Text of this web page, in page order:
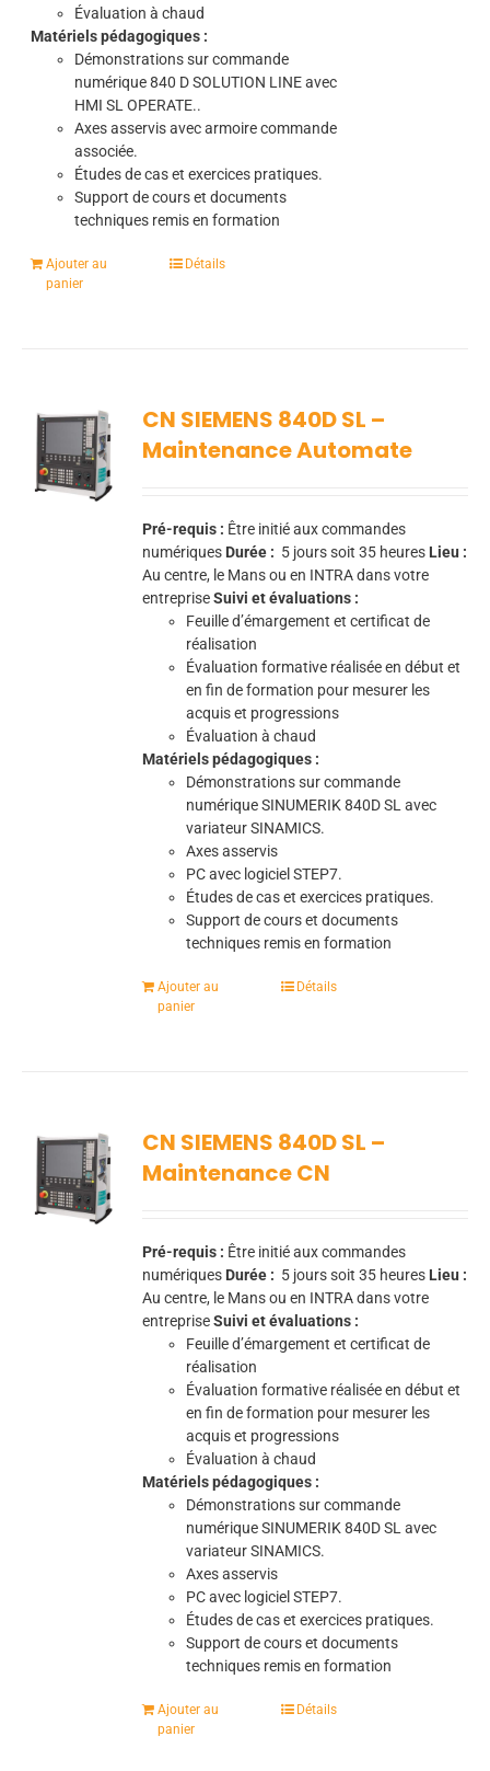
Évaluation à chaud
Matériels pédagogiques :
Démonstrations sur commande
numérique 840 D SOLUTION LINE avec
HMI SL OPERATE..
Axes asservis avec armoire commande
associée.
Études de cas et exercices pratiques.
Support de cours et documents
techniques remis en formation
Ajouter au
panier
Détails
CN SIEMENS 840D SL –
Maintenance Automate
Pré-requis : Être initié aux commandes
numériques Durée : 5 jours soit 35 heures Lieu :
Au centre, le Mans ou en INTRA dans votre
entrepriseSuivi et évaluations :
Feuille d’émargement et certificat de
réalisation
Évaluation formative réalisée en début et
en fin de formation pour mesurer les
acquis et progressions
Évaluation à chaud
Matériels pédagogiques :
Démonstrations sur commande
numérique SINUMERIK 840D SL avec
variateur SINAMICS.
Axes asservis
PC avec logiciel STEP7.
Études de cas et exercices pratiques.
Support de cours et documents
techniques remis en formation
Ajouter au
panier
Détails
CN SIEMENS 840D SL –
Maintenance CN
Pré-requis : Être initié aux commandes
numériques Durée : 5 jours soit 35 heures Lieu :
Au centre, le Mans ou en INTRA dans votre
entrepriseSuivi et évaluations :
Feuille d’émargement et certificat de
réalisation
Évaluation formative réalisée en début et
en fin de formation pour mesurer les
acquis et progressions
Évaluation à chaud
Matériels pédagogiques :
Démonstrations sur commande
numérique SINUMERIK 840D SL avec
variateur SINAMICS.
Axes asservis
PC avec logiciel STEP7.
Études de cas et exercices pratiques.
Support de cours et documents
techniques remis en formation
Ajouter au
panier
Détails